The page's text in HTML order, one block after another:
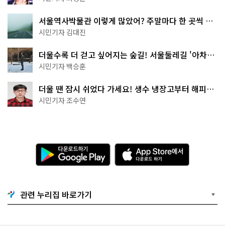
서울역사박물관 이렇게 많았어? 주말마다 한 곳씩 떠
나는 역사 산책
시민기자 김대진
더울수록 더 걷고 싶어지는 숲길! 서울둘레길 '아차산
코스'
시민기자 백승훈
더울 땐 잠시 쉬었다 가세요! 생수 냉장고부터 해피소
·무더위쉼터까지
시민기자 조수연
다
운
로
기
G
o
g
A
p
p
e
서
관련 누리집 바로가기